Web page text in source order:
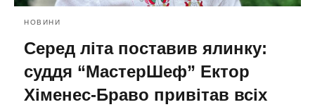
НОВИНИ
Серед літа поставив ялинку:
суддя “МастерШеф” Ектор
Хіменес-Браво привітав всіх